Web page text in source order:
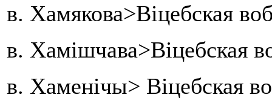
в. Хамякова>Віцебская
в. Хамішчава>Віцебская
в. Хаменічы> Віцебская